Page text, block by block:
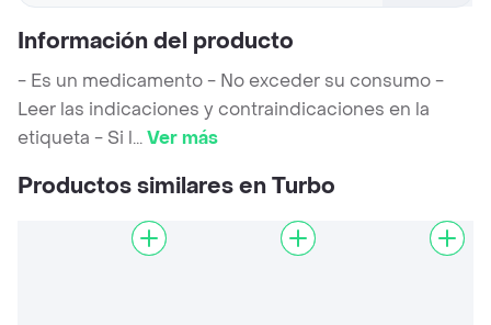
Información del producto
- Es un medicamento - No exceder su consumo -
Leer las indicaciones y contraindicaciones en la
etiqueta - Si l...Ver más
Productos similares en Turbo